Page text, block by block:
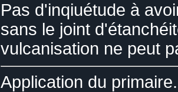
Pas d'inqiuétude à
sans le joint
vulcanisation ne peut
Application du primaire.